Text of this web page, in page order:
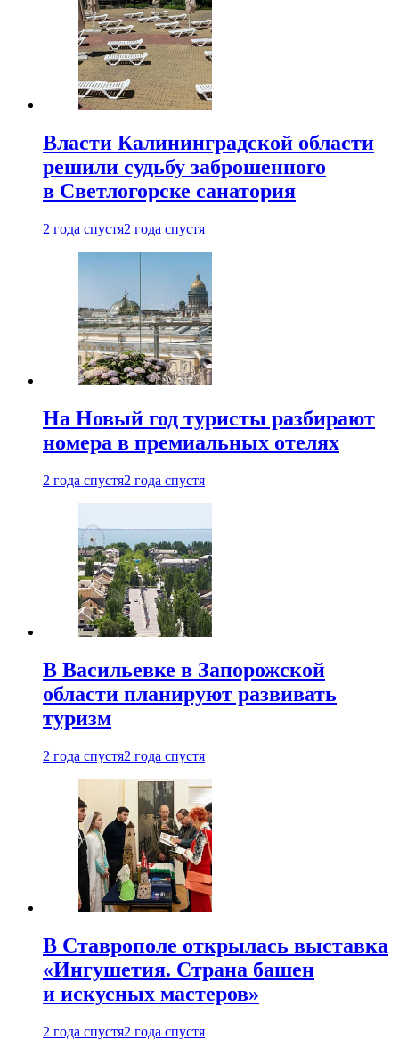
Власти Калининградской области
решили судьбу заброшенного
в Светлогорске санатория
2 года спустя2 года спустя
На Новый год туристы разбирают
номера в премиальных отелях
2 года спустя2 года спустя
В Васильевке в Запорожской
области планируют развивать
туризм
2 года спустя2 года спустя
В Ставрополе открылась выставка
«Ингушетия. Страна башен
и искусных мастеров»
2 года спустя2 года спустя